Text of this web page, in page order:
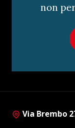
non
Via Brembo